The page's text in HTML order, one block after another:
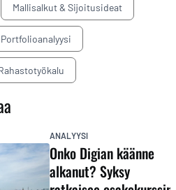
Mallisalkut & Sijoitusideat
Portfolioanalyysi
ANALYYSI
Onko Digian käänne
alkanut? Syksy